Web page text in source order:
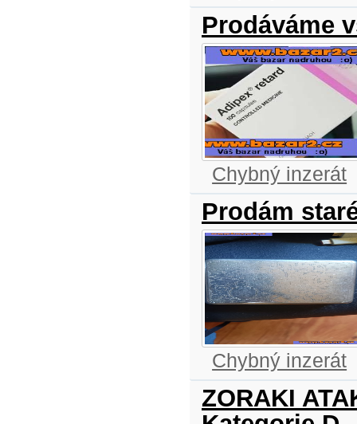
Prodáváme
Chybný inzerát
Prodám
Chybný inzerát
ZORAKI